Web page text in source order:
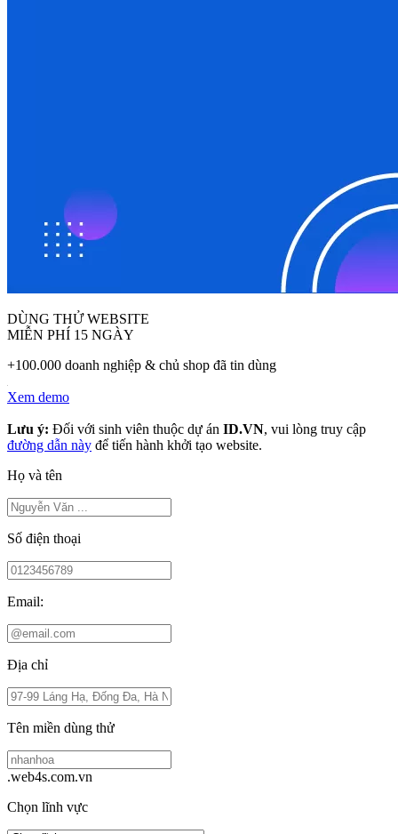
DÙNG THỬ WEBSITE
MIỄN PHÍ 15 NGÀY
+100.000 doanh nghiệp & chủ shop đã tin dùng
Xem demo
Lưu ý: Đối với sinh viên thuộc dự án ID.VN, vui lòng truy cập
đường dẫn này để tiến hành khởi tạo website.
Họ và tên
Số điện thoại
Email:
Địa chỉ
Tên miền dùng thử
.web4s.com.vn
Chọn lĩnh vực